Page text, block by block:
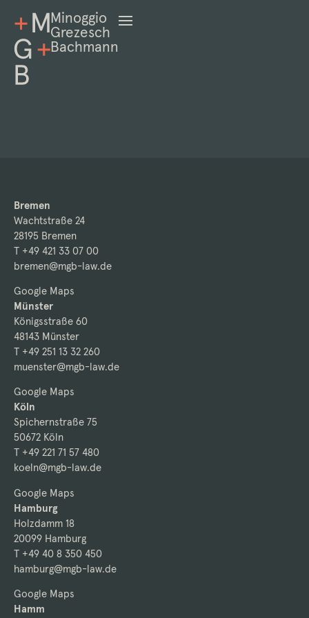
Minoggio
Grezesch
Bachmann
Bremen
Wachtstraße 24
28195 Bremen
T +49 421 33 07 00
bremen@mgb-law.de
Google Maps
Münster
Königsstraße 60
48143 Münster
T +49 251 13 32 260
muenster@mgb-law.de
Google Maps
Köln
Spichernstraße 75
50672 Köln
T +49 221 71 57 480
koeln@mgb-law.de
Google Maps
Hamburg
Holzdamm 18
20099 Hamburg
T +49 40 8 350 450
hamburg@mgb-law.de
Google Maps
Hamm